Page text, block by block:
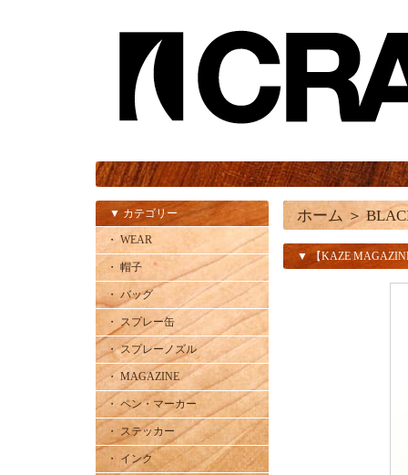
▼ カテゴリー
・ WEAR
・ 帽子
・ バッグ
・ スプレー缶
・ スプレーノズル
・ MAGAZINE
・ ペン・マーカー
・ ステッカー
・ インク
ホーム ＞
▼ 【KAZE